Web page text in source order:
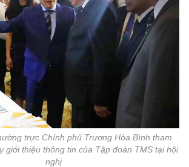
trực Chính phủ Trương Hòa Bình tham
giới thiệu thông tin của Tập đoàn TMS tại hội
nghị